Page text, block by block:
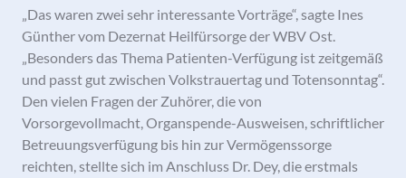
„Das waren zwei sehr interessante Vorträge“, sagte Ines
Günther vom Dezernat Heilfürsorge der WBV Ost.
„Besonders das Thema Patienten-Verfügung ist zeitgemäß
und passt gut zwischen Volkstrauertag und Totensonntag“.
Den vielen Fragen der Zuhörer, die von
Vorsorgevollmacht, Organspende-Ausweisen, schriftlicher
Betreuungsverfügung bis hin zur Vermögenssorge
reichten, stellte sich im Anschluss Dr. Dey, die erstmals